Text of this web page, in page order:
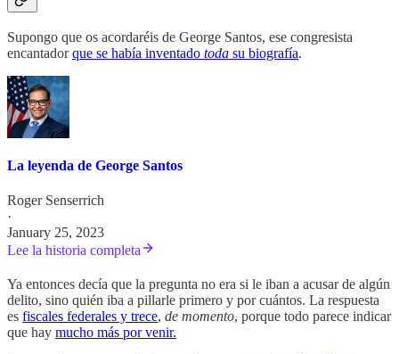
Supongo que os acordaréis de George Santos, ese congresista
encantadorque se había inventado toda su biografía.
La leyenda de George Santos
Roger Senserrich
·
January 25, 2023
Lee la historia completa
Ya entonces decía que la pregunta no era si le iban a acusar de algún
delito, sino quién iba a pillarle primero y por cuántos. La respuesta
es fiscales federales y trece, de momento, porque todo parece indicar
que hay mucho más por venir.